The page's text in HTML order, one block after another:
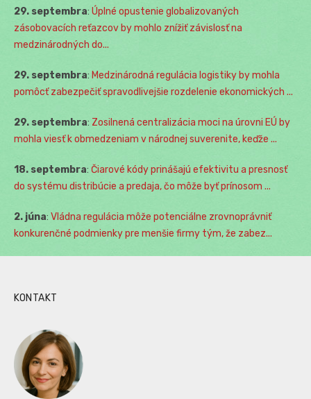
29. septembra: Úplné opustenie globalizovaných
zásobovacích reťazcov by mohlo znížiť závislosť na
medzinárodných do...
29. septembra: Medzinárodná regulácia logistiky by mohla
pomôcť zabezpečiť spravodlivejšie rozdelenie ekonomických ...
29. septembra: Zosilnená centralizácia moci na úrovni EÚ by
mohla viesť k obmedzeniam v národnej suverenite, keďže ...
18. septembra: Čiarové kódy prinášajú efektivitu a presnosť
do systému distribúcie a predaja, čo môže byť prínosom ...
2. júna: Vládna regulácia môže potenciálne zrovnoprávniť
konkurenčné podmienky pre menšie firmy tým, že zabez...
KONTAKT